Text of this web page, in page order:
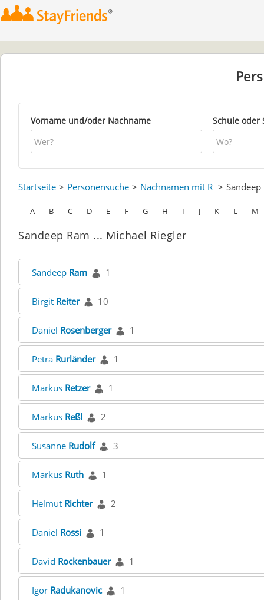
Vorname und/oder Nachname Schule oder
Startseite Personensuche Nachnamen mit R Sandeep
A B C D E F G H I J K L M
Sandeep Ram ... Michael Riegler
Sandeep Ram 1
Birgit Reiter 10
Daniel Rosenberger 1
Petra Rurländer 1
Markus Retzer 1
Markus Reßl 2
Susanne Rudolf 3
Markus Ruth 1
Helmut Richter 2
Daniel Rossi 1
David Rockenbauer 1
Igor Radukanovic 1